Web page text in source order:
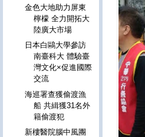
金色大地助力屏東
檸檬 全力開拓大
陸廣大市場
日本白鷗大學參訪
南臺科大 體驗臺
灣文化×促進國際
交流
海巡署查獲偷渡漁
船 共緝獲31名外
籍偷渡犯
新樓醫院腦中風團